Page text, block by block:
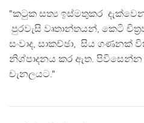
"කටුක සත්‍ය ඉස්මතුකර
පුරවැසි වෘතාන්තයන්, කෙටි
සංවාද, සාකච්ඡා, සිය ගණනක්
නිශ්පාදනය කර ඇත. පිවිසෙන්න
චැනලයට."